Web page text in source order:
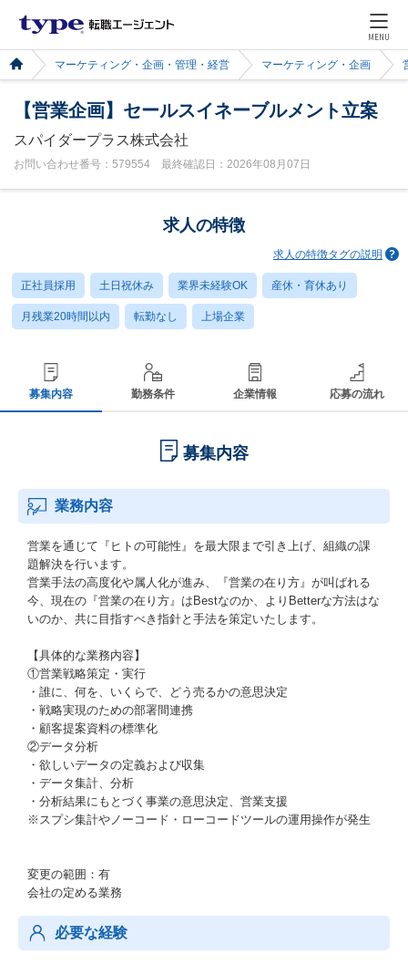
MENU
マーケティング・企画・管理・経営 マーケティング・企画
【営業企画】セールスイネーブルメント立案
スパイダープラス株式会社
お問い合わせ番号：579554 最終確認日：2026年08月07日
求人の特徴
求人の特徴タグの説明
正社員採用 土日祝休み 業界未経験OK 産休・育休あり
月残業20時間以内 転勤なし 上場企業
募集内容 勤務条件 企業情報 応募の流れ
募集内容
業務内容
営業を通じて『ヒトの可能性』を最大限まで引き上げ、組織の課
題解決を行います。
営業手法の高度化や属人化が進み、『営業の在り方』が叫ばれる
今、現在の『営業の在り方』はBestなのか、よりBetterな方法はな
いのか、共に目指すべき指針と手法を策定いたします。
【具体的な業務内容】
①営業戦略策定・実行
・誰に、何を、いくらで、どう売るかの意思決定
・戦略実現のための部署間連携
・顧客提案資料の標準化
②データ分析
・欲しいデータの定義および収集
・データ集計、分析
・分析結果にもとづく事業の意思決定、営業支援
※スプシ集計やノーコード・ローコードツールの運用操作が発生
変更の範囲：有
会社の定める業務
必要な経験